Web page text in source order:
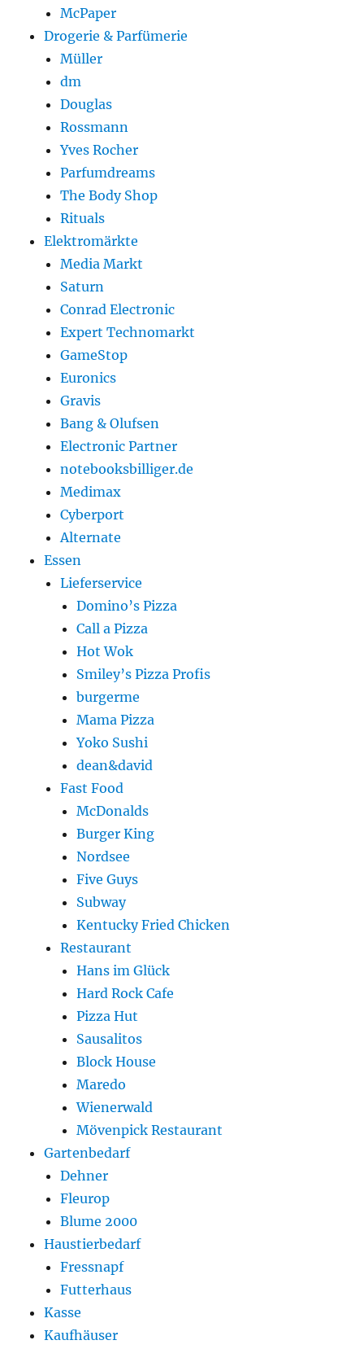
McPaper
Drogerie & Parfümerie
Müller
dm
Douglas
Rossmann
Yves Rocher
Parfumdreams
The Body Shop
Rituals
Elektromärkte
Media Markt
Saturn
Conrad Electronic
Expert Technomarkt
GameStop
Euronics
Gravis
Bang & Olufsen
Electronic Partner
notebooksbilliger.de
Medimax
Cyberport
Alternate
Essen
Lieferservice
Domino’s Pizza
Call a Pizza
Hot Wok
Smiley’s Pizza Profis
burgerme
Mama Pizza
Yoko Sushi
dean&david
Fast Food
McDonalds
Burger King
Nordsee
Five Guys
Subway
Kentucky Fried Chicken
Restaurant
Hans im Glück
Hard Rock Cafe
Pizza Hut
Sausalitos
Block House
Maredo
Wienerwald
Mövenpick Restaurant
Gartenbedarf
Dehner
Fleurop
Blume 2000
Haustierbedarf
Fressnapf
Futterhaus
Kasse
Kaufhäuser